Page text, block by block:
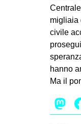
migliaia
civile
hanno
Ma il